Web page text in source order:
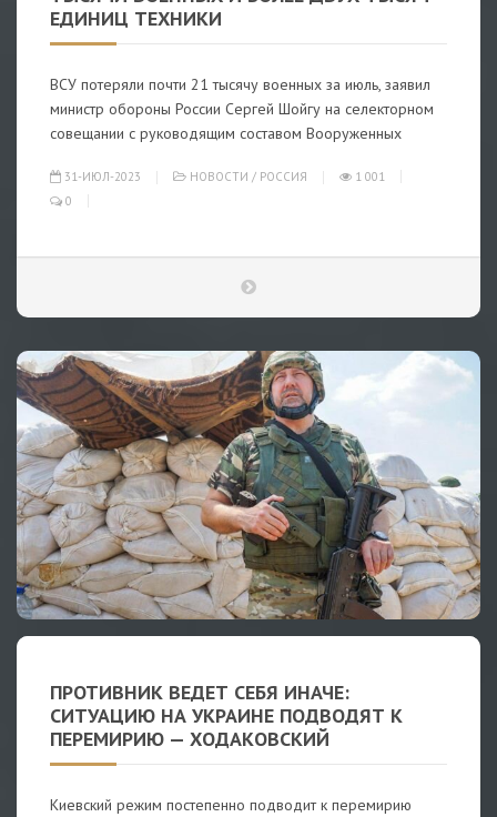
ЕДИНИЦ ТЕХНИКИ
ВСУ потеряли почти 21 тысячу военных за июль, заявил
министр обороны России Сергей Шойгу на селекторном
совещании с руководящим составом Вооруженных
31-ИЮЛ-2023 НОВОСТИ / РОССИЯ
1 001
0
ПРОТИВНИК ВЕДЕТ СЕБЯ ИНАЧЕ:
СИТУАЦИЮ НА УКРАИНЕ ПОДВОДЯТ К
ПЕРЕМИРИЮ — ХОДАКОВСКИЙ
Киевский режим постепенно подводит к перемирию